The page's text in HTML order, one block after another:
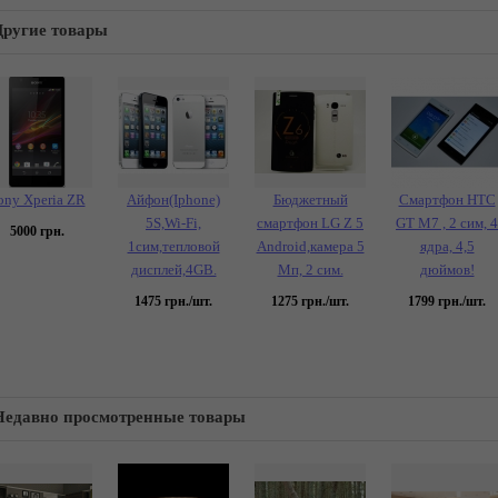
товары
Xperia ZR
5000грн.
Айфон(Iphone)
5S,Wi-Fi,
1сим,тепловой
дисплей,4GB.
1475 грн./шт.
Бюджетный
смартфон LG Z 5
Android,камера 5
Мп, 2 сим.
1275 грн./шт.
Смартфон HTC
GT M7 , 2 сим, 4
ядра, 4,5
дюймов!
1799 грн./шт.
просмотренные товары